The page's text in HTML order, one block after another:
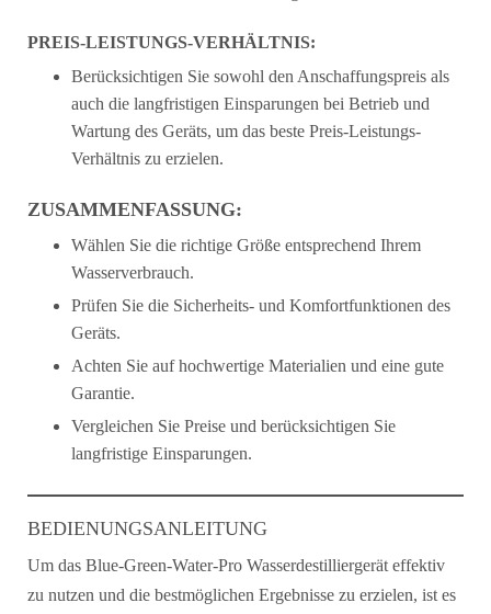
PREIS-LEISTUNGS-VERHÄLTNIS:
Berücksichtigen Sie sowohl den Anschaffungspreis als
auch die langfristigen Einsparungen bei Betrieb und
Wartung des Geräts, um das beste Preis-Leistungs-
Verhältnis zu erzielen.
ZUSAMMENFASSUNG:
Wählen Sie die richtige Größe entsprechend Ihrem
Wasserverbrauch.
Prüfen Sie die Sicherheits- und Komfortfunktionen des
Geräts.
Achten Sie auf hochwertige Materialien und eine gute
Garantie.
Vergleichen Sie Preise und berücksichtigen Sie
langfristige Einsparungen.
BEDIENUNGSANLEITUNG
Um das Blue-Green-Water-Pro Wasserdestilliergerät effektiv
zu nutzen und die bestmöglichen Ergebnisse zu erzielen, ist es